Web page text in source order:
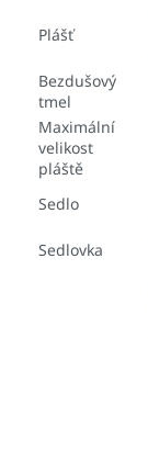
Plášť
Bezdušový
tmel
Maximální
velikost
pláště
Sedlo
Sedlovka